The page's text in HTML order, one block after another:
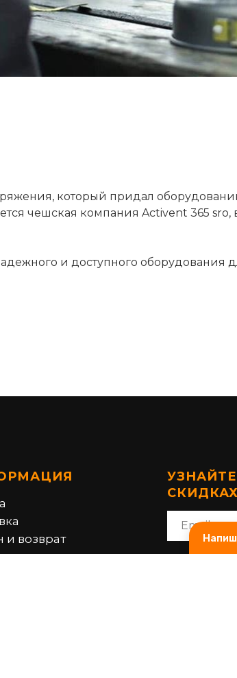
который придал
чешская компания Activent 365 sro,
и доступного оборудования
возврат